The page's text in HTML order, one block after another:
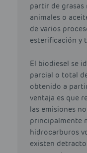
partir de grasas
animales o
de varios
esterificación y
El biodiesel se
parcial o total
obtenido a
ventaja es que
las emisiones
principalmente
hidrocarburos
existen